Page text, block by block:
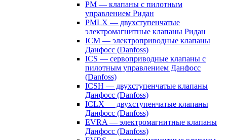
PM — клапаны с пилотным
управлением Ридан
PMLX — двухступенчатые
электромагнитные клапаны Ридан
ICM — электроприводные клапаны
Данфосс (Danfoss)
ICS — сервоприводные клапаны с
пилотным управлением Данфосс
(Danfoss)
ICSH — двухступенчатые клапаны
Данфосс (Danfoss)
ICLX — двухступенчатые клапаны
Данфосс (Danfoss)
EVRA — электромагнитные клапаны
Данфосс (Danfoss)